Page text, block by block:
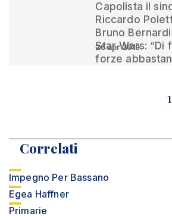
Capolista il
Riccardo
Bruno
Star Wars: “Di
forze
26 apr 2019
1
Correlati
Impegno Per Bassano
Egea Haffner
Primarie